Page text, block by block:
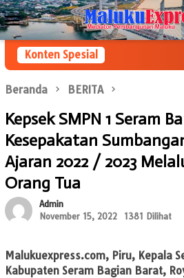
Loncat
ke
konten
Menu
Mobile
Konten Spesial
Beranda BERITA
Kepsek SMPN 1 Seram
Kesepakatan
Ajaran 2022 / 2023
Orang Tua
Admin
November 15, 2022
1381 Dilihat
Malukuexpress.com, Piru, Kepala
Kabupaten Seram Bagian Barat,